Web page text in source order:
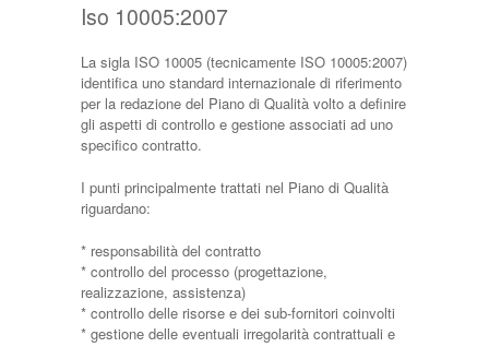
Iso 10005:2007
La sigla ISO 10005 (tecnicamente ISO 10005:2007)
identifica uno standard internazionale di riferimento
per la redazione del Piano di Qualità volto a definire
gli aspetti di controllo e gestione associati ad uno
specifico contratto.
I punti principalmente trattati nel Piano di Qualità
riguardano:
* responsabilità del contratto
* controllo del processo (progettazione,
realizzazione, assistenza)
* controllo delle risorse e dei sub-fornitori coinvolti
* gestione delle eventuali irregolarità contrattuali e